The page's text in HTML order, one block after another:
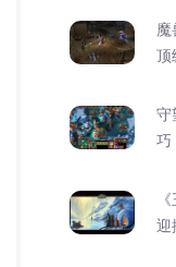
魔
顶
守
巧
迎